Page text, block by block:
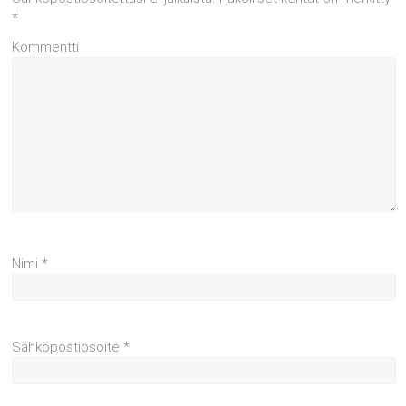
*
Kommentti
Nimi*
Sähköpostiosoite*